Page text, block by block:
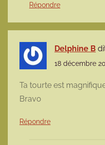
Répondre
Delphine B
18 décembre
Ta tourte est
Bravo
Répondre